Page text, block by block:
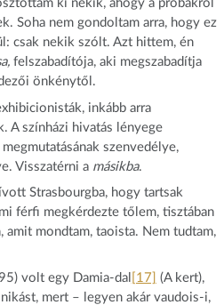
ki nekik, ahogy a próbákról
Soha nem gondoltam arra, hogy ez
csak nekik szólt. Azt hittem, én
felszabadítója, aki megszabadítja
önkénytől.
inkább arra
A színházi hivatás lényege
szenvedélye,
Visszatérni a másikba.
Strasbourgba, hogy tartsak
férfi megkérdezte tőlem, tisztában
amit mondtam, taoista. Nem tudtam,
volt egy Damia-dal [17]
(A kert),
mert – legyen akár vaudois-i,